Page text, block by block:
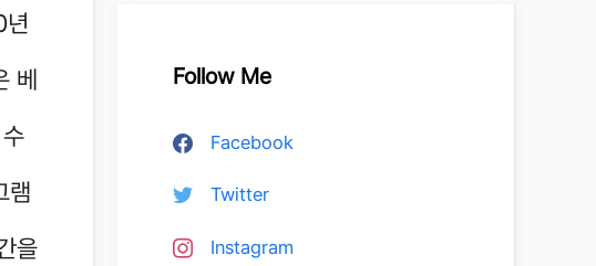
베
램
을
Follow Me
Facebook
Twitter
Instagram